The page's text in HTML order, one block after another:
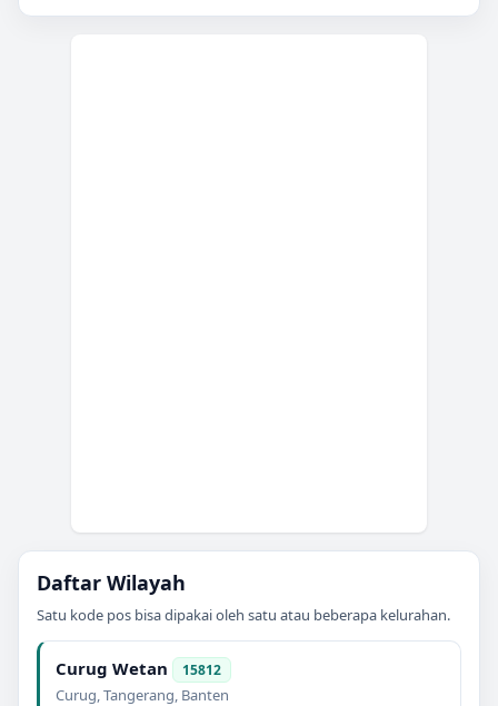
Daftar Wilayah
Satu kode pos bisa dipakai oleh satu atau beberapa kelurahan.
Curug Wetan 15812
Curug,Tangerang, Banten